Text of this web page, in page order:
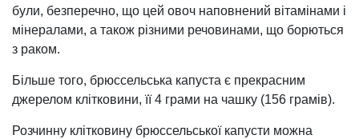
були, безперечно, що цей овоч наповнений вітамінами і
мінералами, а також різними речовинами, що борються
з раком.
Більше того, брюссельська капуста є прекрасним
джерелом клітковини, її 4 грами на чашку (156 грамів).
Розчинну клітковину брюссельської капусти можна